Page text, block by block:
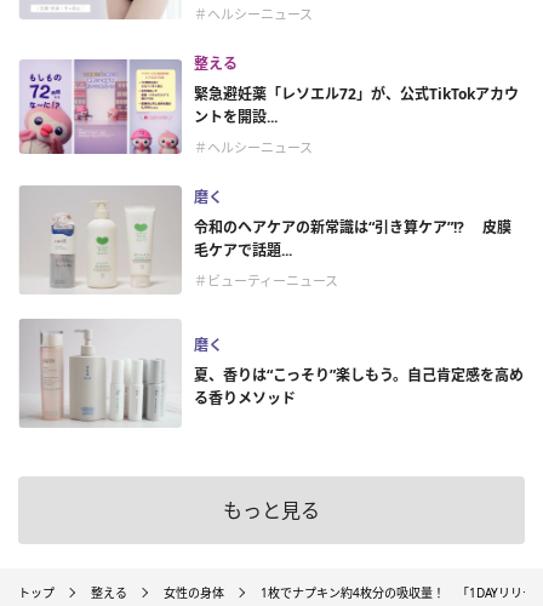
＃ヘルシーニュース
整える
緊急避妊薬「レソエル72」が、公式TikTokアカウ
ントを開設...
＃ヘルシーニュース
磨く
令和のヘアケアの新常識は“引き算ケア”!? 皮膜
毛ケアで話題...
＃ビューティーニュース
磨く
夏、香りは“こっそり”楽しもう。自己肯定感を高め
る香りメソッド
もっと見る
トップ 整える 女性の身体 1枚でナプキン約4枚分の吸収量！ 「1DAYリリー